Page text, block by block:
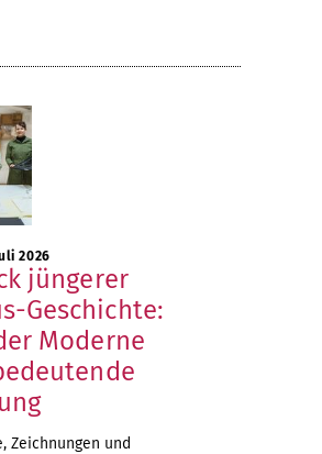
2026
jüngerer
Geschichte:
Moderne
Zeichnungen und